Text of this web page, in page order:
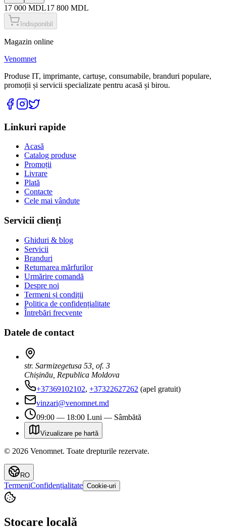
17 000 MDL17 800 MDL
Indisponibil
Magazin online
Venomnet
Produse IT, imprimante, cartușe, consumabile, branduri populare,
promoții și servicii specializate pentru acasă și birou.
Linkuri rapide
Acasă
Catalog produse
Promoții
Livrare
Plată
Contacte
Cele mai vândute
Servicii clienți
Ghiduri & blog
Servicii
Branduri
Returnarea mărfurilor
Urmărire comandă
Despre noi
Termeni și condiții
Politica de confidențialitate
Întrebări frecvente
Datele de contact
str. Sarmizegetusa 53, of. 3
Chișinău, Republica Moldova
+37369102102, +37322627262 (apel gratuit)
vinzari@venomnet.md
09:00 — 18:00 Luni — Sâmbătă
Vizualizare pe hartă
© 2026 Venomnet. Toate drepturile rezervate.
RO
TermeniConfidențialitate Cookie-uri
Stocare locală